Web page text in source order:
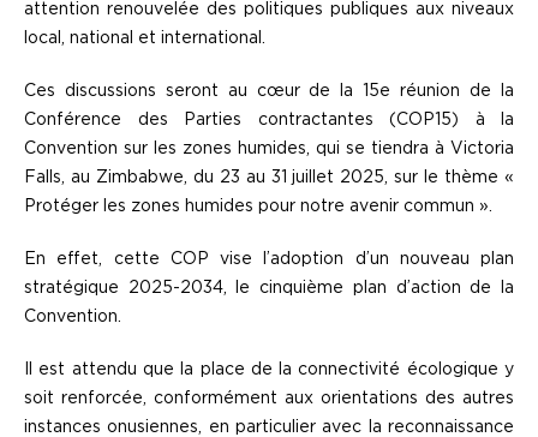
attention renouvelée des politiques publiques aux niveaux
local, national et international.
Ces discussions seront au cœur de la 15e réunion de la
Conférence des Parties contractantes (COP15) à la
Convention sur les zones humides, qui se tiendra à Victoria
Falls, au Zimbabwe, du 23 au 31 juillet 2025, sur le thème «
Protéger les zones humides pour notre avenir commun ».
En effet, cette COP vise l’adoption d’un nouveau plan
stratégique 2025-2034, le cinquième plan d’action de la
Convention.
Il est attendu que la place de la connectivité écologique y
soit renforcée, conformément aux orientations des autres
instances onusiennes, en particulier avec la reconnaissance